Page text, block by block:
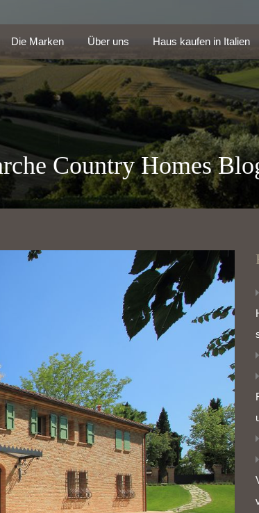
Die Marken Über uns Haus kaufen in Italien
Die Marken Über uns Haus kaufen in Italien
Country Homes